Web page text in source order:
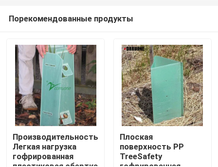
Домой
Продукты
Видеозаписи
Порекомендованные продукты
Производительность
Легкая нагрузка
гофрированная
Плоская
поверхность PP
TreeSafety